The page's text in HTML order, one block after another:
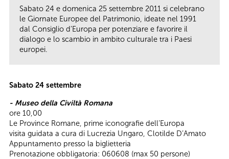
Sabato 24 e domenica 25 settembre 2011 si celebrano
le Giornate Europee del Patrimonio, ideate nel 1991
dal Consiglio d’Europa per potenziare e favorire il
dialogo e lo scambio in ambito culturale tra i Paesi
europei.
Sabato 24 settembre
- Museo della Civiltà Romana
ore 10,00
Le Province Romane, prime iconografie dell’Europa
visita guidata a cura di Lucrezia Ungaro, Clotilde D’Amato
Appuntamento presso la biglietteria
Prenotazione obbligatoria: 060608 (max 50 persone)